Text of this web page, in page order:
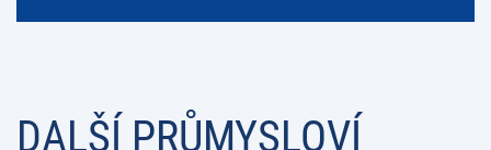
DALŠÍ PRŮMYSLOVÍ